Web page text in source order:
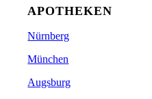
APOTHEKEN
Nürnberg
München
Augsburg